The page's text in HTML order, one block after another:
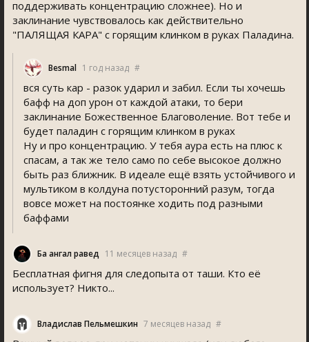
поддерживать концентрацию сложнее). Но и
заклинание чувствовалось как действительно
"ПАЛЯЩАЯ КАРА" с горящим клинком в руках Паладина.
Besmal 1 год назад #
вся суть кар - разок ударил и забил. Если ты хочешь
бафф на доп урон от каждой атаки, то бери
заклинание Божественное Благоволение. Вот тебе и
будет паладин с горящим клинком в руках
Ну и про концентрацию. У тебя аура есть на плюс к
спасам, а так же тело само по себе высокое должно
быть раз ближник. В идеале ещё взять устойчивого и
мультиком в колдуна потусторонний разум, тогда
вовсе может на постоянке ходить под разными
баффами
Ба ҷангал равед 11 месяцев назад #
Бесплатная фигня для следопыта от таши. Кто её
использует? Никто...
Владислав Пельмешкин 7 месяцев назад #